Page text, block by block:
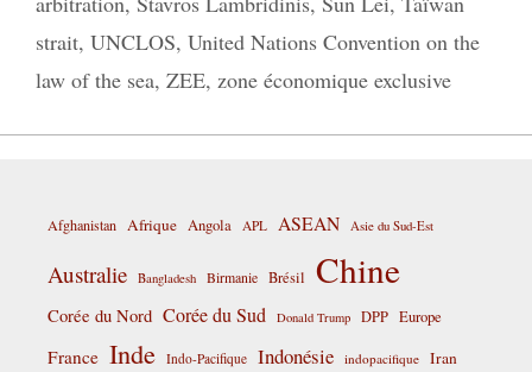
strait, UNCLOS, United Nations Convention on the
law of the sea, ZEE, zone économique exclusive
Afghanistan Afrique Angola APL ASEAN Asie du Sud-Est
Australie Bangladesh Birmanie Brésil Chine
Corée du Nord Corée du Sud Donald Trump DPP Europe
France Inde Indo-Pacifique Indonésie indopacifique Iran